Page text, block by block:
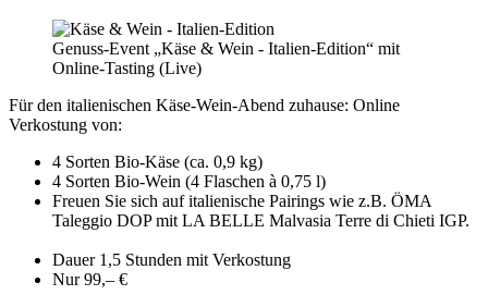
Genuss-Event „Käse & Wein - Italien-Edition“ mit
Online-Tasting (Live)
Für den italienischen Käse-Wein-Abend zuhause: Online
Verkostung von:
4 Sorten Bio-Käse (ca. 0,9 kg)
4 Sorten Bio-Wein (4 Flaschen à 0,75 l)
Freuen Sie sich auf italienische Pairings wie z.B. ÖMA
Taleggio DOP mit LA BELLE Malvasia Terre di Chieti IGP.
Dauer 1,5 Stunden mit Verkostung
Nur 99,– €